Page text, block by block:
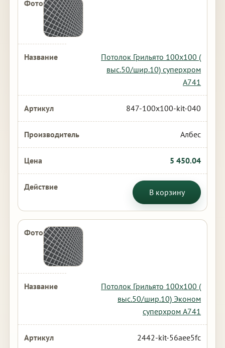
Потолок Грильято 100х100 (
выс.50/шир.10) суперхром
А741
847-100x100-kit-040
Албес
5 450.04
В корзину
Потолок Грильято 100х100 (
выс.50/шир.10) Эконом
суперхром А741
2442-kit-56aee5fc